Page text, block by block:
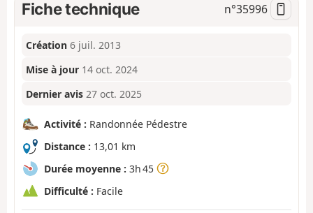
Fiche technique n°35996
Création 6 juil. 2013
Mise à jour 14 oct. 2024
Dernier avis 27 oct. 2025
Activité : Randonnée Pédestre
Distance : 13,01 km
Durée moyenne : 3h 45
Difficulté : Facile